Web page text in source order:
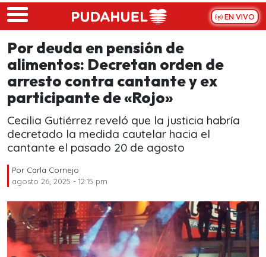
Skip to main content
EN VIVO
Por deuda en pensión de
alimentos: Decretan orden de
arresto contra cantante y ex
participante de «Rojo»
Cecilia Gutiérrez reveló que la justicia habría
decretado la medida cautelar hacia el
cantante el pasado 20 de agosto
Por Carla Cornejo
agosto 26, 2025 - 12:15 pm